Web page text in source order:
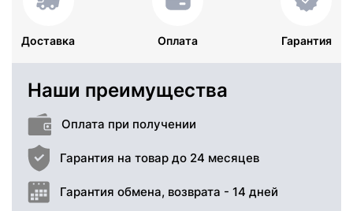
Доставка Оплата Гарантия
Наши преимущества
Оплата при получении
Гарантия на товар до 24 месяцев
Гарантия обмена, возврата - 14 дней